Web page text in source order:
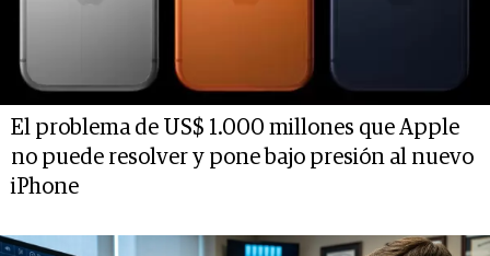
El problema de US$ 1.000 millones que Apple
no puede resolver y pone bajo presión al nuevo
iPhone